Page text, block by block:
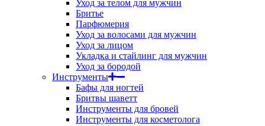
Уход за телом для мужчин
Бритье
Парфюмерия
Уход за волосами для мужчин
Уход за лицом
Укладка и стайлинг для мужчин
Уход за бородой
Инструменты
Бафы для ногтей
Бритвы шаветт
Инструменты для бровей
Инструменты для косметолога